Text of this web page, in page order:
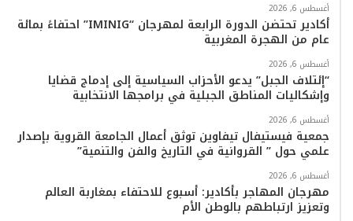
م
أغسطس 6, 2026
أكادير تحتضن الدورة الرابعة لمهرجان “IMINIG” احتفاءً بمائة
عام من الهجرة المغربية
أغسطس 6, 2026
“إئتلاف الجبل” يدعو الأحزاب السياسية إلى إدماج قضايا
وإشكاليات المناطق الجبلية في برامجها الانتخابية
أغسطس 6, 2026
جمعية فيستيفال تيفاوين توثق أعمال الجامعة القروية بإصدار
علمي حول ” القروانية في التاريخ والفن والتنمية”
أغسطس 6, 2026
مهرجان المهاجر بأكادير: أسبوع للاحتفاء بمغاربة العالم
وتعزيز ارتباطهم بالوطن الأم